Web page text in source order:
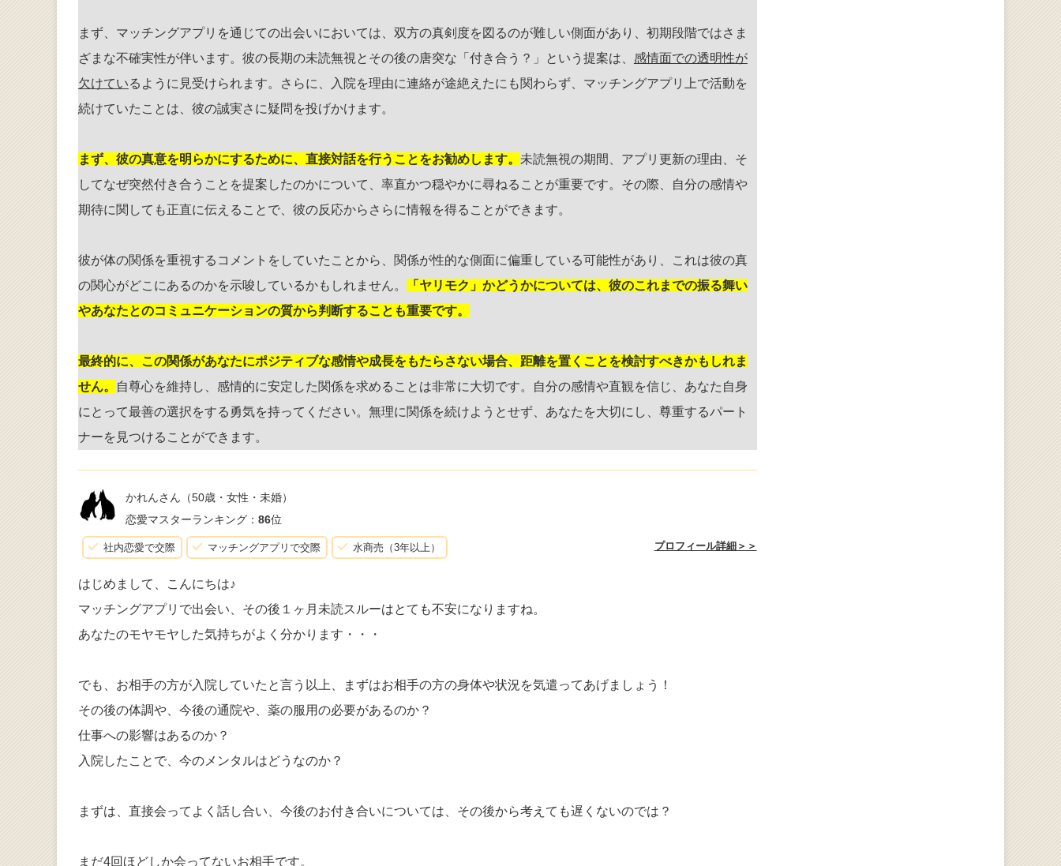
まず、マッチングアプリを通じての出会いにおいては、双方の真剣度を図るのが難しい側面があり、初期段階ではさま
ざまな不確実性が伴います。彼の長期の未読無視とその後の唐突な「付き合う？」という提案は、 感情面での透明性が
欠けているように見受けられます。さらに、入院を理由に連絡が途絶えたにも関わらず、マッチングアプリ上で活動を
続けていたことは、彼の誠実さに疑問を投げかけます。
まず、彼の真意を明らかにするために、直接対話を行うことをお勧めします。 未読無視の期間、アプリ更新の理由、そ
してなぜ突然付き合うことを提案したのかについて、率直かつ穏やかに尋ねることが重要です。その際、自分の感情や
期待に関しても正直に伝えることで、彼の反応からさらに情報を得ることができます。
彼が体の関係を重視するコメントをしていたことから、関係が性的な側面に偏重している可能性があり、これは彼の真
の関心がどこにあるのかを示唆しているかもしれません。
「ヤリモク」かどうかについては、彼のこれまでの振る舞い
やあなたとのコミュニケーションの質から判断することも重要です。
最終的に、この関係があなたにポジティブな感情や成長をもたらさない場合、距離を置くことを検討すべきかもしれま
せん。
自尊心を維持し、感情的に安定した関係を求めることは非常に大切です。自分の感情や直観を信じ、あなた自身
にとって最善の選択をする勇気を持ってください。無理に関係を続けようとせず、あなたを大切にし、尊重するパート
ナーを見つけることができます。
かれんさん （50歳・女性・未婚）
恋愛マスターランキング： 86位
社内恋愛で交際 マッチングアプリで交際 水商売（3年以上） プロフィール詳細＞＞
はじめまして、こんにちは♪
マッチングアプリで出会い、その後１ヶ月未読スルーはとても不安になりますね。
あなたのモヤモヤした気持ちがよく分かります・・・
でも、お相手の方が入院していたと言う以上、まずはお相手の方の身体や状況を気遣ってあげましょう！
その後の体調や、今後の通院や、薬の服用の必要があるのか？
仕事への影響はあるのか？
入院したことで、今のメンタルはどうなのか？
まずは、直接会ってよく話し合い、今後のお付き合いについては、その後から考えても遅くないのでは？
まだ4回ほどしか会ってないお相手です。